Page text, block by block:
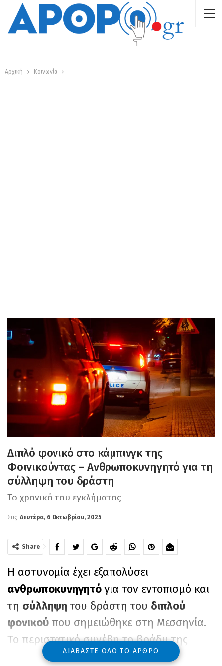
Αρχική Κοινωνία
Διπλό φονικό στο κάμπινγκ της
Φοινικούντας – Ανθρωποκυνηγητό για τη
σύλληψη του δράστη
Το χρονικό του εγκλήματος
Στις Δευτέρα, 6 Οκτωβρίου, 2025
Share
Η αστυνομία έχει εξαπολύσει
ανθρωποκυνηγητόγια τον εντοπισμό και
τη σύλληψη του δράστη του διπλού
φονικού που σημειώθηκε στη Μεσσηνία.
Το περιστατικό συνέβη το βράδυ της
Κυριακής, λίγο μετά τις 8:30, σε κάμπινγκ
ΔΙΑΒΆΣΤΕ ΌΛΟ ΤΟ ΆΡΘΡΟ